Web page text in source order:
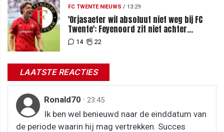
FC TWENTE NIEUWS / 13:29
'Orjasaeter wil absoluut niet weg bij FC
Twente': Feyenoord zit niet achter
recordbod
14 22
LAATSTE REACTIES
Ronald70 · 23:45
Ik ben wel benieuwd naar de einddatum van
de periode waarin hij mag vertrekken. Succes